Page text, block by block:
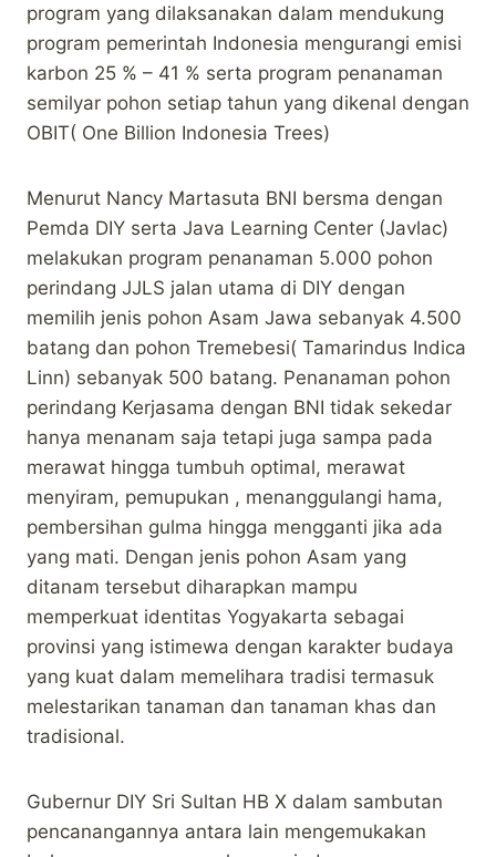
program yang dilaksanakan dalam mendukung
program pemerintah Indonesia mengurangi emisi
karbon 25 % – 41 % serta program penanaman
semilyar pohon setiap tahun yang dikenal dengan
OBIT( One Billion Indonesia Trees)
Menurut Nancy Martasuta BNI bersma dengan
Pemda DIY serta Java Learning Center (Javlac)
melakukan program penanaman 5.000 pohon
perindang JJLS jalan utama di DIY dengan
memilih jenis pohon Asam Jawa sebanyak 4.500
batang dan pohon Tremebesi( Tamarindus Indica
Linn) sebanyak 500 batang. Penanaman pohon
perindang Kerjasama dengan BNI tidak sekedar
hanya menanam saja tetapi juga sampa pada
merawat hingga tumbuh optimal, merawat
menyiram, pemupukan , menanggulangi hama,
pembersihan gulma hingga mengganti jika ada
yang mati. Dengan jenis pohon Asam yang
ditanam tersebut diharapkan mampu
memperkuat identitas Yogyakarta sebagai
provinsi yang istimewa dengan karakter budaya
yang kuat dalam memelihara tradisi termasuk
melestarikan tanaman dan tanaman khas dan
tradisional.
Gubernur DIY Sri Sultan HB X dalam sambutan
pencanangannya antara lain mengemukakan